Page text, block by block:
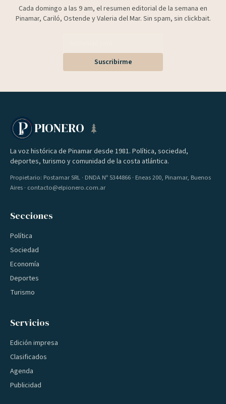
Cada domingo a las 9 am, el resumen editorial de la semana en
Pinamar, Cariló, Ostende y Valeria del Mar. Sin spam, sin clickbait.
Suscribirme
PIONERO
La voz histórica de Pinamar desde 1981. Política, sociedad,
deportes, turismo y comunidad de la costa atlántica.
Propietario: Postamar SRL · DNDA Nº 5344866 · Eneas 200, Pinamar, Buenos
Aires · contacto@elpionero.com.ar
Secciones
Política
Sociedad
Economía
Deportes
Turismo
Servicios
Edición impresa
Clasificados
Agenda
Publicidad